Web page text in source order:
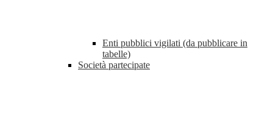
Enti pubblici vigilati (da pubblicare in
tabelle)
Società partecipate